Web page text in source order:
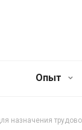
Опыт
назначения